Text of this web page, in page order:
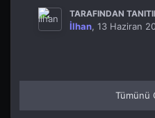
TARAFINDAN
İlhan, 13 Haziran
Tümünü